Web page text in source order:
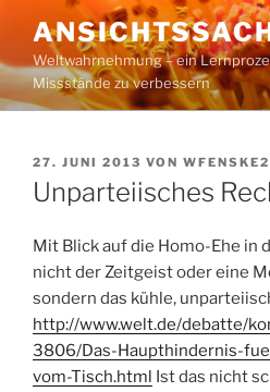
Inhalt
springenWeltwahrnehmung – ein
Missstände zu verbessern
VERÖFFENTLICHT
AM
27. JUNI 2013 VON
Unparteiisches
Mit Blick auf die Homo-Ehe in
nicht der Zeitgeist oder eine
sondern das kühle,
http://www.welt.de/debatte/
3806/Das-Haupthindernis-
vom-Tisch.html Ist das nicht